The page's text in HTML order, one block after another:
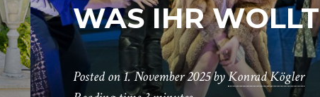
WAS IHR WOLLT
Posted on1. November 2025byKonrad Kögler